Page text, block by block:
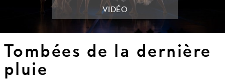
VIDÉO
Tombées de la dernière
pluie